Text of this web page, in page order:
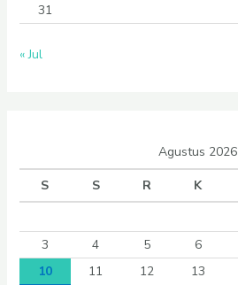
31
« Jul
Agustus 2026
S
S R K
3
4 5 6
10
11 12 13